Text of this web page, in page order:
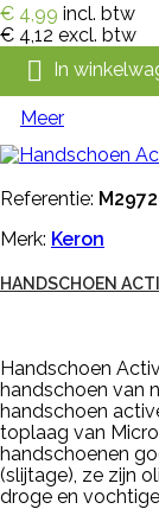
€ 4,99 incl. btw
€ 4,12 excl. btw
 In
Meer
Referentie:
Merk: Keron
HANDSCHOEN
Handschoen
handschoen van
handschoen
toplaag van
handschoenen
(slijtage), ze zijn
droge en